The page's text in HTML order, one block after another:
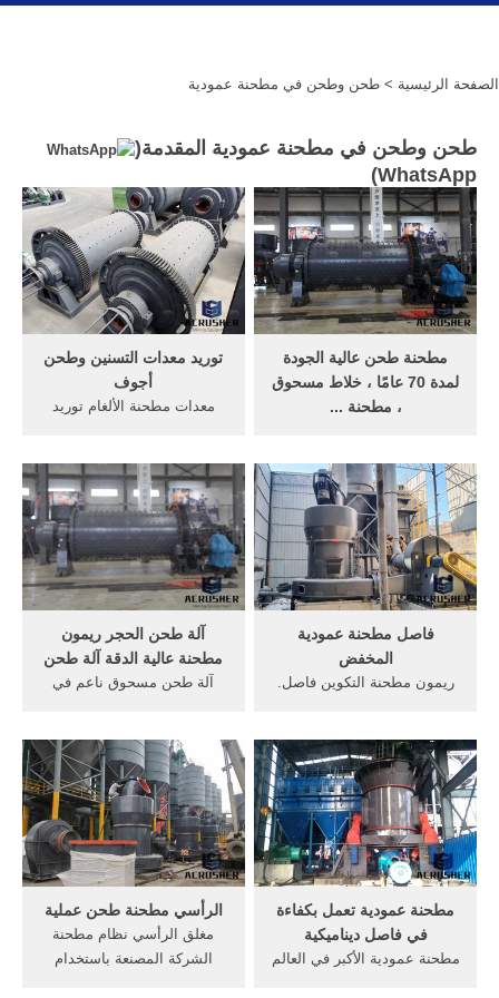
الصفحة الرئيسية > طحن وطحن في مطحنة عمودية
طحن وطحن في مطحنة عمودية المقدمة(
WhatsApp
)
توريد معدات التسنين وطحن
أجوف
معدات مطحنة الألغام توريد
عمودية منجم للفحم (أدني
الطلب). هناك 832 كبريتات
الصوديوم ماكينات من
المورِّدين في East Asia.
مطحنة طحن عالية الجودة
لمدة 70 عامًا ، خلاط مسحوق
، مطحنة ...
Tech هي مورد معدات معالجة
المسحوق مع 30 موزعًا
منتشرين عالميًا. بغض النظر
عن نظام الطحن للحبوب
والفاصوليا والسكر والمنتجات
الغذائية ، توفر Mill Powder
Tech معدات معالجة مسحوق
معتمدة ...
آلة طحن الحجر ريمون
مطحنة عالية الدقة آلة طحن
آلة طحن مسحوق ناعم في
مسحوق مطحنة الكرة تجاوز
وصر 1 خام الحديد الكرة
مطحنة آلة طحن خام مسحوق
طاحونة الهند 2 مطحنة طحن
الخشنة .
فاصل مطحنة عمودية
المخفض
ريمون مطحنة التكوين فاصل.
مع نوعية جيدةوحدة تكسير
حجر الفلبين, صناعات المحدودة
المنتجات مشروع مطحنة
لفةصناعات المحدودة ريموند
مطحنة المخفض وعاء,
السلسلة bf آلة وحدة .
الرأسي مطحنة طحن عملية
مغلق الرأسي نظام مطحنة
الشركة المصنعة باستخدام
مطحنة عمودية تعمل بكفاءة
في فاصل ديناميكية
مطحنة عمودية الأكبر في العالم